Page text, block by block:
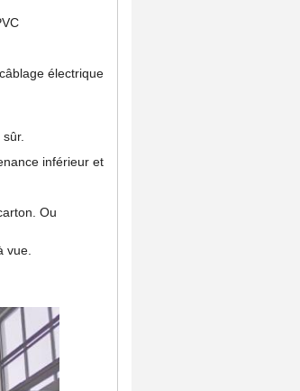
électrique
inférieur et
Ou
vue.